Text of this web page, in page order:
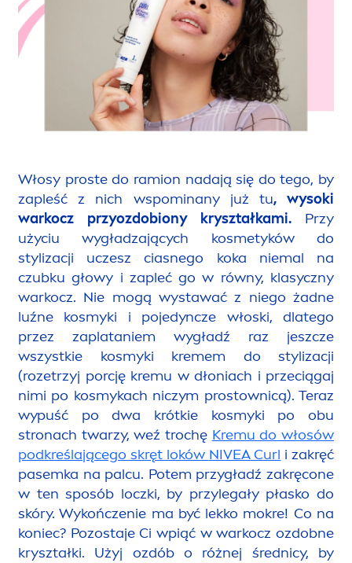
Włosy proste do ramion nadają się do tego, by
zapleść z nich wspominany już tu, wysoki
warkocz przyozdobiony kryształkami. Przy
użyciu wygładzających kosmetyków do
stylizacji uczesz ciasnego koka niemal na
czubku głowy i zapleć go w równy, klasyczny
warkocz. Nie mogą wystawać z niego żadne
luźne kosmyki i pojedyncze włoski, dlatego
przez zaplataniem wygładź raz jeszcze
wszystkie kosmyki kremem do stylizacji
(rozetrzyj porcję kremu w dłoniach i przeciągaj
nimi po kosmykach niczym prostownicą). Teraz
wypuść po dwa krótkie kosmyki po obu
stronach twarzy, weź trochę Kremu do włosów
podkreślającego skręt loków NIVEACurl i zakręć
pasemka na palcu. Potem przygładź zakręcone
w ten sposób loczki, by przylegały płasko do
skóry. Wykończenie ma być lekko mokre! Co na
koniec? Pozostaje Ci wpiąć w warkocz ozdobne
kryształki. Użyj ozdób o różnej średnicy, by